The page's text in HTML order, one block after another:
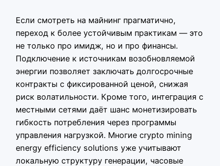
Если смотреть на майнинг прагматично,
переход к более устойчивым практикам — это
не только про имидж, но и про финансы.
Подключение к источникам возобновляемой
энергии позволяет заключать долгосрочные
контракты с фиксированной ценой, снижая
риск волатильности. Кроме того, интеграция с
местными сетями даёт шанс монетизировать
гибкость потребления через программы
управления нагрузкой. Многие crypto mining
energy efficiency solutions уже учитывают
локальную структуру генерации, часовые